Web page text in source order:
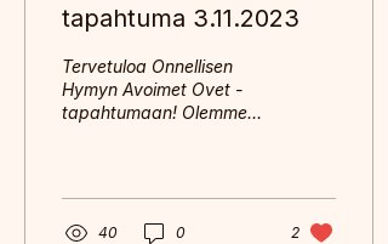
tapahtuma 3.11.2023
Tervetuloa Onnellisen
Hymyn Avoimet Ovet -
tapahtumaan! Olemme
kaikille...
40 0 2